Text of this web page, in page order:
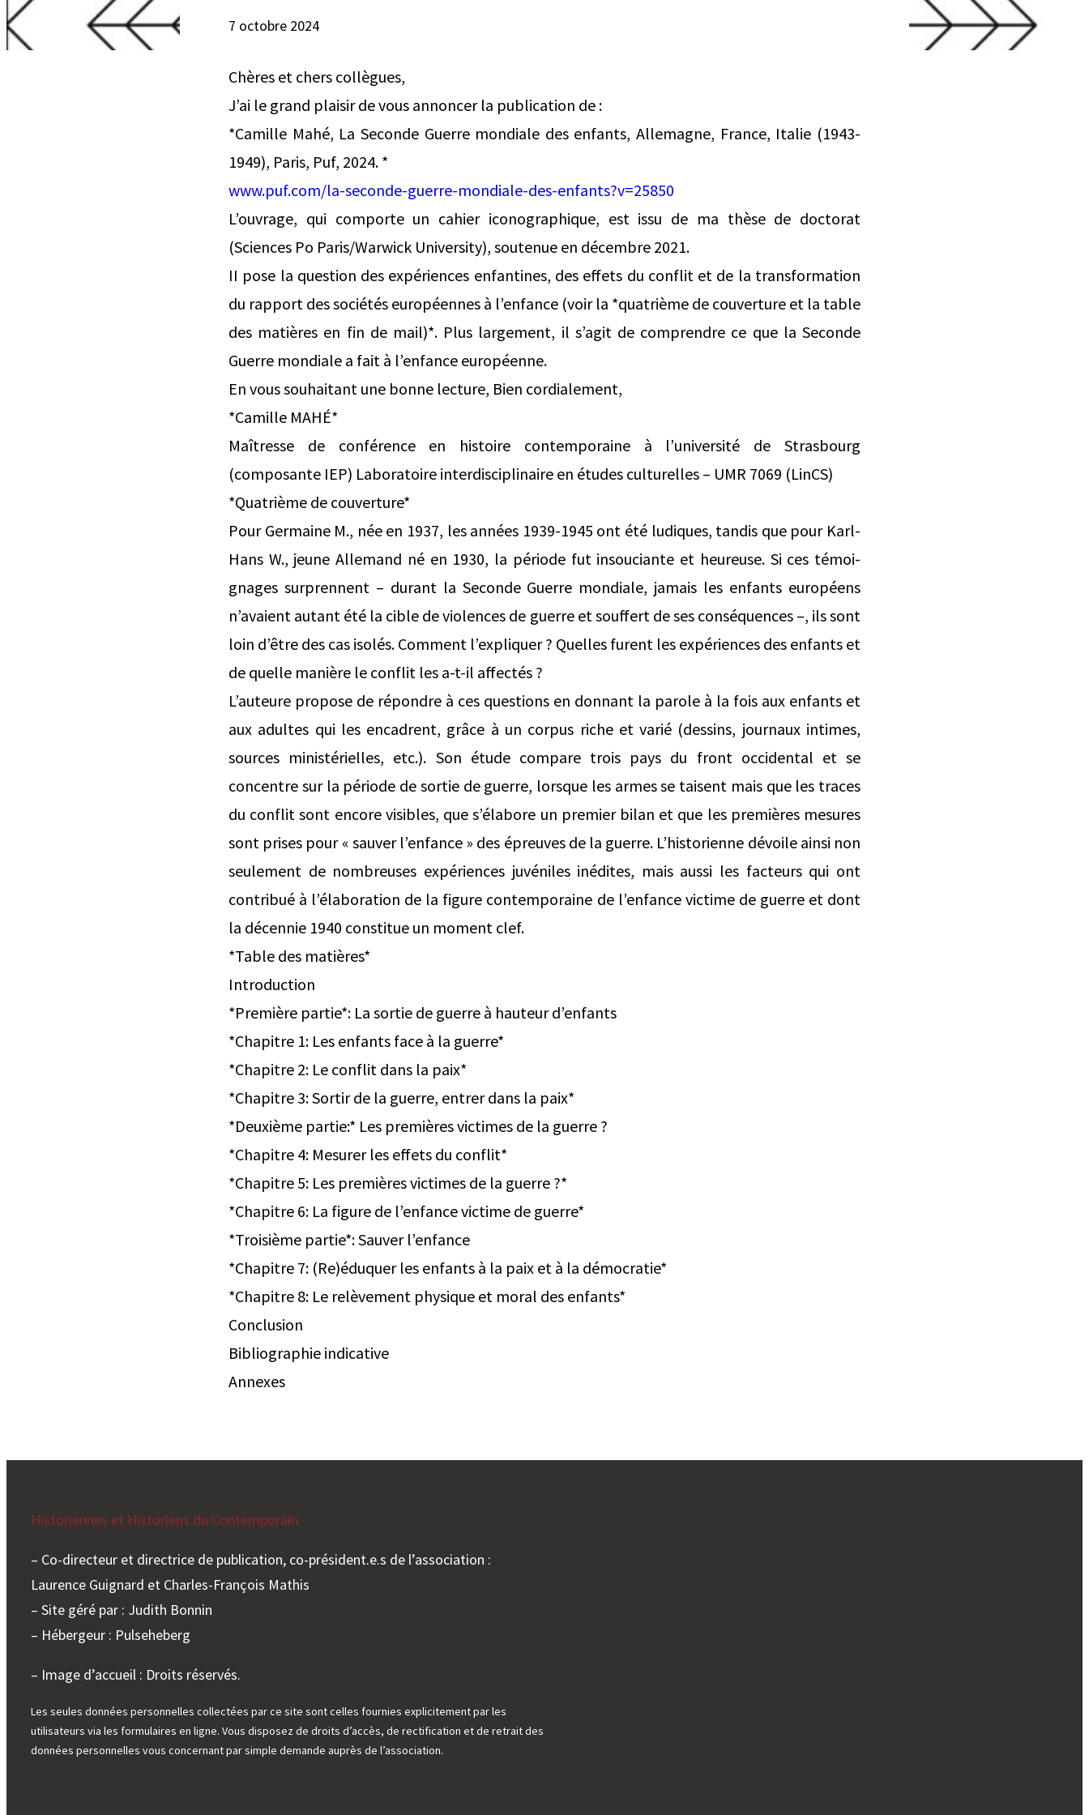
7 octobre 2024
Chères et chers collègues,
J’ai le grand plaisir de vous annoncer la publication de :
*Camille Mahé, La Seconde Guerre mondiale des enfants, Allemagne, France, Italie (1943-
1949), Paris, Puf, 2024. *
www.puf.com/la-seconde-guerre-mondiale-des-enfants?v=25850
L’ouvrage, qui comporte un cahier iconographique, est issu de ma thèse de doctorat
(Sciences Po Paris/Warwick University), soutenue en décembre 2021.
II pose la question des expériences enfantines, des effets du conflit et de la transformation
du rapport des sociétés européennes à l’enfance (voir la *quatrième de couverture et la table
des matières en fin de mail)*. Plus largement, il s’agit de comprendre ce que la Seconde
Guerre mondiale a fait à l’enfance européenne.
En vous souhaitant une bonne lecture, Bien cordialement,
*Camille MAHÉ*
Maîtresse de conférence en histoire contemporaine à l’université de Strasbourg
(composante IEP) Laboratoire interdisciplinaire en études culturelles – UMR 7069 (LinCS)
*Quatrième de couverture*
Pour Germaine M., née en 1937, les années 1939-1945 ont été ludiques, tandis que pour Karl-
Hans W., jeune Allemand né en 1930, la période fut insouciante et heureuse. Si ces témoi­
gnages surprennent – durant la Seconde Guerre mondiale, jamais les enfants européens
n’avaient autant été la cible de violences de guerre et souffert de ses conséquences –, ils sont
loin d’être des cas isolés. Comment l’expliquer ? Quelles furent les expériences des enfants et
de quelle manière le conflit les a-t-il affectés ?
L’auteure propose de répondre à ces questions en donnant la parole à la fois aux enfants et
aux adultes qui les encadrent, grâce à un corpus riche et varié (dessins, journaux intimes,
sources ministérielles, etc.). Son étude compare trois pays du front occidental et se
concentre sur la période de sortie de guerre, lorsque les armes se taisent mais que les traces
du conflit sont encore visibles, que s’élabore un premier bilan et que les premières mesures
sont prises pour « sauver l’enfance » des épreuves de la guerre. L’historienne dévoile ainsi non
seulement de nombreuses expériences juvéniles inédites, mais aussi les facteurs qui ont
contribué à l’élaboration de la figure contemporaine de l’enfance victime de guerre et dont
la décennie 1940 constitue un moment clef.
*Table des matières*
Introduction
*Première partie*: La sortie de guerre à hauteur d’enfants
*Chapitre 1: Les enfants face à la guerre*
*Chapitre 2: Le conflit dans la paix*
*Chapitre 3: Sortir de la guerre, entrer dans la paix*
*Deuxième partie:* Les premières victimes de la guerre ?
*Chapitre 4: Mesurer les effets du conflit*
*Chapitre 5: Les premières victimes de la guerre ?*
*Chapitre 6: La figure de l’enfance victime de guerre*
*Troisième partie*: Sauver l’enfance
*Chapitre 7: (Re)éduquer les enfants à la paix et à la démocratie*
*Chapitre 8: Le relèvement physique et moral des enfants*
Conclusion
Bibliographie indicative
Annexes
Historiennes et Historiens du Contemporain
– Co-directeur et directrice de publication, co-président.e.s de l’association :
Laurence Guignard et Charles-François Mathis
– Site géré par : Judith Bonnin
– Hébergeur : Pulseheberg
– Image d’accueil : Droits réservés.
Les seules données personnelles collectées par ce site sont celles fournies explicitement par les
utilisateurs via les formulaires en ligne. Vous disposez de droits d’accès, de rectification et de retrait des
données personnelles vous concernant par simple demande auprès de l’association.